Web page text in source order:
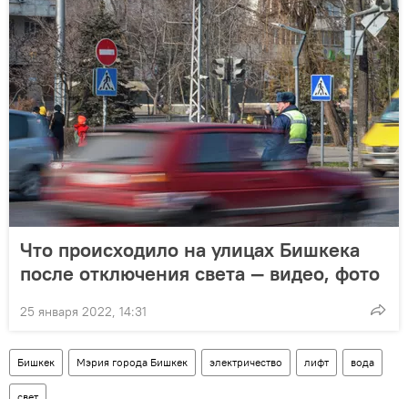
Что происходило на улицах Бишкека
после отключения света — видео, фото
25 января 2022, 14:31
Бишкек Мэрия города Бишкек электричество лифт вода